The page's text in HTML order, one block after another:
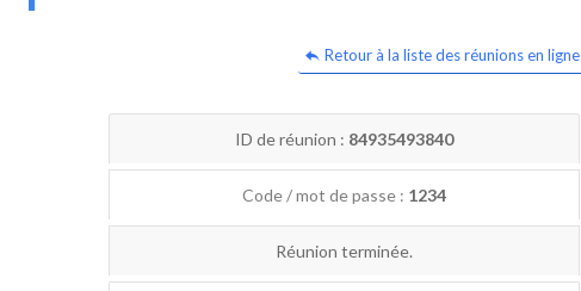
Retour à la liste des réunions en ligne
ID de réunion : 84935493840
Code / mot de passe : 1234
Réunion terminée.